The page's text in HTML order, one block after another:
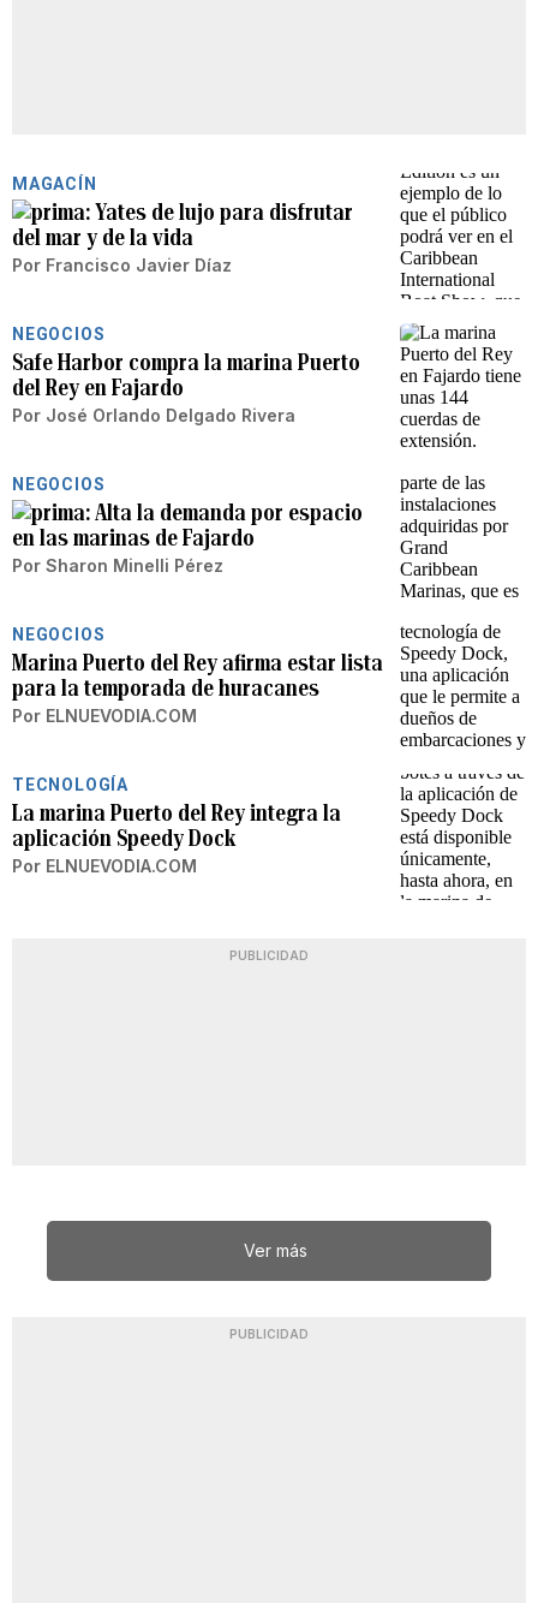
MAGACÍN
Yates de lujo para disfrutar
del mar y de la vida
Por Francisco Javier Díaz
NEGOCIOS
Safe Harbor compra la marina Puerto
del Rey en Fajardo
Por José Orlando Delgado Rivera
NEGOCIOS
Alta la demanda por espacio
en las marinas de Fajardo
Por Sharon Minelli Pérez
NEGOCIOS
Marina Puerto del Rey afirma estar lista
para la temporada de huracanes
Por ELNUEVODIA.COM
TECNOLOGÍA
La marina Puerto del Rey integra la
aplicación Speedy Dock
Por ELNUEVODIA.COM
PUBLICIDAD
Ver más
PUBLICIDAD